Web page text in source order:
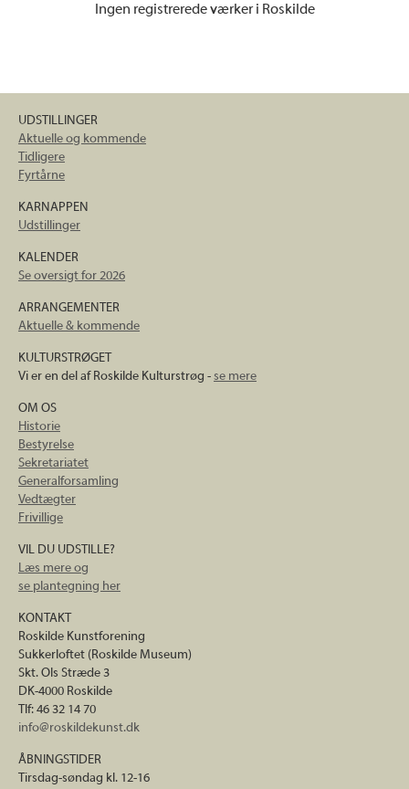
Ingen registrerede værker i Roskilde
UDSTILLINGER
Aktuelle og kommende
Tidligere
Fyrtårne
KARNAPPEN
Udstillinger
KALENDER
Se oversigt for 2026
ARRANGEMENTER
Aktuelle & kommende
KULTURSTRØGET
Vi er en del af Roskilde Kulturstrøg -se mere
OM OS
Historie
Bestyrelse
Sekretariatet
Generalforsamling
Vedtægter
Frivillige
VIL DU UDSTILLE?
Læs mere og
se plantegning her
KONTAKT
Roskilde Kunstforening
Sukkerloftet (Roskilde Museum)
Skt. Ols Stræde 3
DK-4000 Roskilde
Tlf: 46 32 14 70
info@roskildekunst.dk
ÅBNINGSTIDER
Tirsdag-søndag kl. 12-16